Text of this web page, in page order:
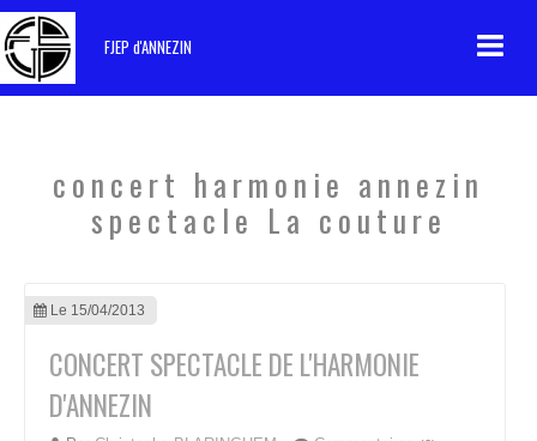
FJEP d'ANNEZIN
concert harmonie annezin
spectacle La couture
CONCERT SPECTACLE DE L'HARMONIE
D'ANNEZIN
Le 15/04/2013